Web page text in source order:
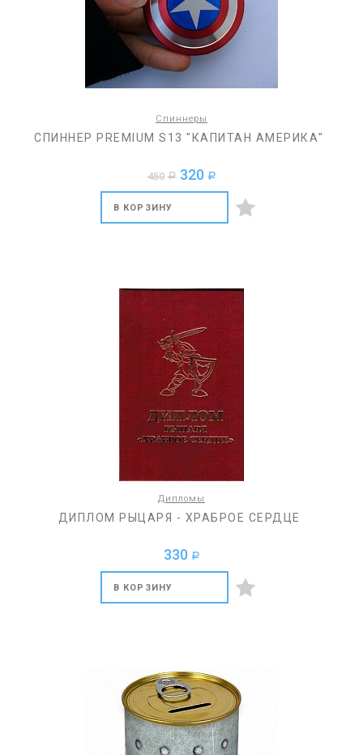
Спиннеры
СПИННЕР PREMIUM S13 "КАПИТАН АМЕРИКА"
450 a 320 a
В КОРЗИНУ
Дипломы
ДИПЛОМ РЫЦАРЯ - ХРАБРОЕ СЕРДЦЕ
330 a
В КОРЗИНУ